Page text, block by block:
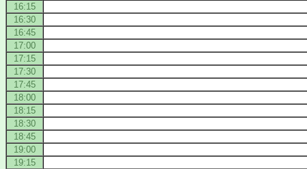
16:15
16:30
16:45
17:00
17:15
17:30
17:45
18:00
18:15
18:30
18:45
19:00
19:15